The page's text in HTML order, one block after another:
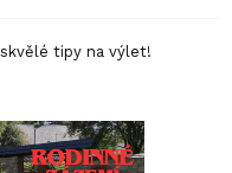
tipy na výlet!